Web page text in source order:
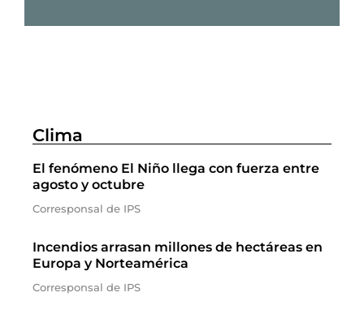
Clima
El fenómeno El Niño llega con fuerza entre
agosto y octubre
Corresponsal de IPS
Incendios arrasan millones de hectáreas en
Europa y Norteamérica
Corresponsal de IPS